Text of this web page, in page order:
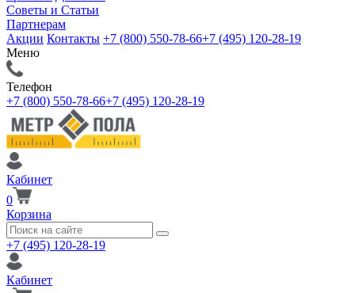
Советы и Статьи
Партнерам
Акции Контакты +7 (800) 550-78-66+7 (495) 120-28-19
Меню
Телефон
+7 (800) 550-78-66+7 (495) 120-28-19
Кабинет
0
Корзина
+7 (495) 120-28-19
Кабинет